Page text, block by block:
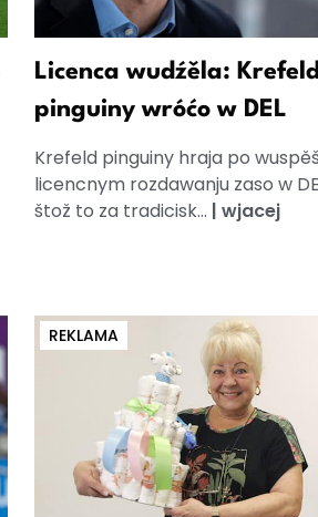
Licenca wudźěla:
pinguiny wróćo w DEL
Krefeld pinguiny hraja po
licencnym rozdawanju zaso w
štož to za tradicisk... | wjacej
REKLAMA